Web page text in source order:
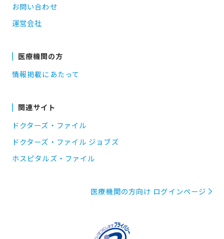
お問い合わせ
運営会社
医療機関の方
情報掲載にあたって
関連サイト
ドクターズ・ファイル
ドクターズ・ファイル ジョブズ
ホスピタルズ・ファイル
医療機関の方向け ログインページ